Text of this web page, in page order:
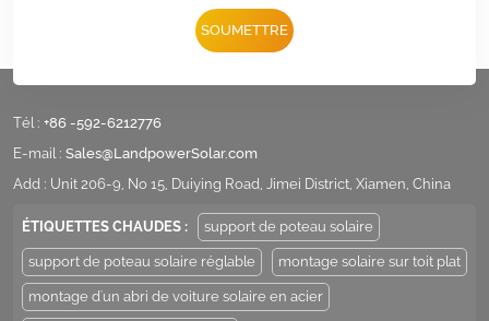
SOUMETTRE
Tél : +86 -592-6212776
E-mail : Sales@LandpowerSolar.com
Add : Unit 206-9, No 15, Duiying Road, Jimei District, Xiamen, China
ÉTIQUETTES CHAUDES : support de poteau solaire
support de poteau solaire réglable montage solaire sur toit plat
montage d'un abri de voiture solaire en acier